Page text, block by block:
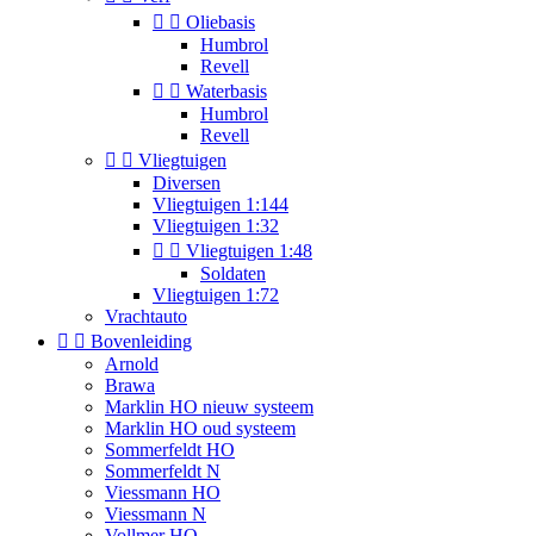
  Oliebasis
Humbrol
Revell
  Waterbasis
Humbrol
Revell
  Vliegtuigen
Diversen
Vliegtuigen 1:144
Vliegtuigen 1:32
  Vliegtuigen 1:48
Soldaten
Vliegtuigen 1:72
Vrachtauto
  Bovenleiding
Arnold
Brawa
Marklin HO nieuw systeem
Marklin HO oud systeem
Sommerfeldt HO
Sommerfeldt N
Viessmann HO
Viessmann N